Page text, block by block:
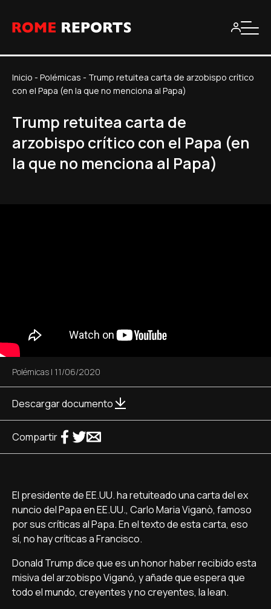
Inicio - Polémicas - Trump retuitea carta de arzobispo crítico
con el Papa (en la que no menciona al Papa)
Trump retuitea carta de
arzobispo crítico con el Papa (en
la que no menciona al Papa)
Polémicas | 11/06/2020
Descargar documento
Compartir
El presidente de EE.UU. ha retuiteado una carta del ex
nuncio del Papa en EE.UU., Carlo Maria Viganò, famoso
por sus críticas al Papa. En el texto de esta carta, eso
sí, no hay críticas a Francisco.
Donald Trump dice que es un honor haber recibido esta
misiva del arzobispo Viganó, y añade que espera que
todo el mundo, creyentes y no creyentes, la lean.